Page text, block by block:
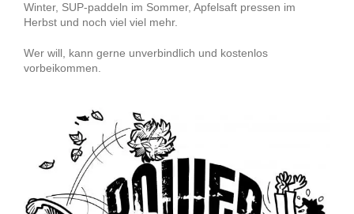
Winter, SUP-paddeln im Sommer, Apfelsaft pressen im
Herbst und noch viel viel mehr.
Wer will, kann gerne unverbindlich und kostenlos
vorbeikommen.